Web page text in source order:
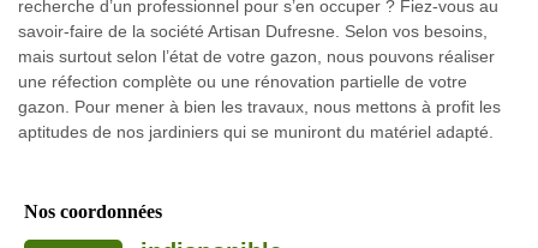
recherche d’un professionnel pour s’en occuper ? Fiez-vous au
savoir-faire de la société Artisan Dufresne. Selon vos besoins,
mais surtout selon l’état de votre gazon, nous pouvons réaliser
une réfection complète ou une rénovation partielle de votre
gazon. Pour mener à bien les travaux, nous mettons à profit les
aptitudes de nos jardiniers qui se muniront du matériel adapté.
Nos coordonnées